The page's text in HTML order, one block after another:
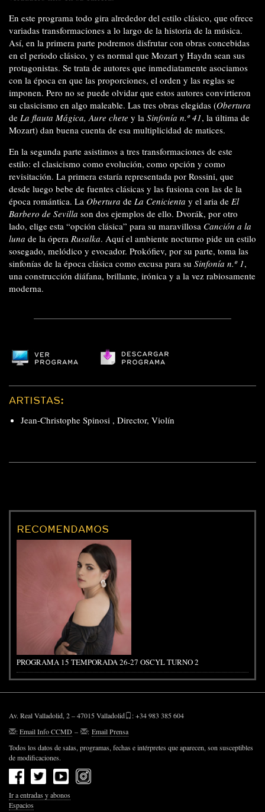
En este programa todo gira alrededor del estilo clásico, que ofrece
variadas transformaciones a lo largo de la historia de la música.
Así, en la primera parte podremos disfrutar con obras concebidas
en el periodo clásico, y es normal que Mozart y Haydn sean sus
protagonistas. Se trata de autores que inmediatamente asociamos
con la época en que las proporciones, el orden y las reglas se
imponen. Pero no se puede olvidar que estos autores convirtieron
su clasicismo en algo maleable. Las tres obras elegidas (Obertura
de La flauta Mágica, Aure chete y la Sinfonía n.º 41, la última de
Mozart) dan buena cuenta de esa multiplicidad de matices.
En la segunda parte asistimos a tres transformaciones de este
estilo: el clasicismo como evolución, como opción y como
revisitación. La primera estaría representada por Rossini, que
desde luego bebe de fuentes clásicas y las fusiona con las de la
época romántica. La Obertura de La Cenicienta y el aria de El
Barbero de Sevilla son dos ejemplos de ello. Dvorák, por otro
lado, elige esta “opción clásica” para su maravillosa Canción a la
luna de la ópera Rusalka. Aquí el ambiente nocturno pide un estilo
sosegado, melódico y evocador. Prokófiev, por su parte, toma las
sinfonías de la época clásica como excusa para su Sinfonía n.º 1,
una construcción diáfana, brillante, irónica y a la vez rabiosamente
moderna.
ARTISTAS:
Jean-Christophe Spinosi , Director, Violín
RECOMENDAMOS
PROGRAMA 15 TEMPORADA 26-27 OSCYL TURNO 2
Av. Real Valladolid, 2 – 47015 Valladolid
: +34 983 385 604
:Email Info CCMD – : Email Prensa
Todos los datos de salas, programas, fechas e intérpretes que aparecen, son susceptibles
de modificaciones.
Ir a entradas y abonos
Espacios